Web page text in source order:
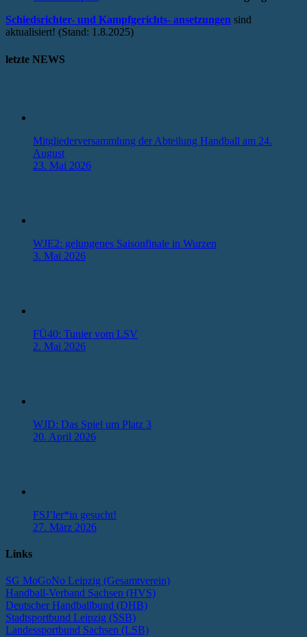
Schiedsrichter- und Kampfgerichts- ansetzungen sind
aktualisiert! (Stand: 1.8.2025)
letzte NEWS
Mitgliederversammlung der Abteilung Handball am 24.
August
23. Mai 2026
WJE2: gelungenes Saisonfinale in Wurzen
3. Mai 2026
FÜ40: Tunier vom LSV
2. Mai 2026
WJD: Das Spiel um Platz 3
20. April 2026
FSJ’ler*in gesucht!
27. März 2026
Links
SG MoGoNo Leipzig (Gesamtverein)
Handball-Verband Sachsen (HVS)
Deutscher Handballbund (DHB)
Stadtsportbund Leipzig (SSB)
Landessportbund Sachsen (LSB)